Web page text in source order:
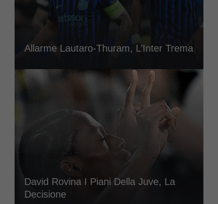
Allarme Lautaro-Thuram, L’Inter Trema
David Rovina I Piani Della Juve, La
Decisione